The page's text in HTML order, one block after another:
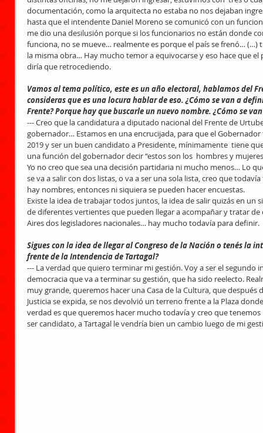
documentación, como la arquitecta no estaba no nos dejaban
hasta que el intendente Daniel Moreno se comunicó con un
me dio una desilusión porque si los funcionarios no están donde
funciona, no se mueve… realmente es porque el país se frenó…
la misma obra… Hay mucho temor a equivocarse y eso hace que
diría que retrocediendo.
Vamos al tema político, este es un año electoral, hablamos del
consideras que es una locura hablar de eso. ¿Cómo se van a
Frente? Porque hay que buscarle un nuevo nombre. ¿Cómo se
--- Creo que la candidatura a diputado nacional del Frente de
gobernador… Estamos en una encrucijada, para que el
2019 y ser un buen candidato a Presidente, mínimamente  tiene
una función del gobernador decir “estos son los  hombres y
Yo no creo que sea una decisión partidaria ni mucho menos… Lo
se va a salir con dos listas, o va a ser una sola lista, creo que
hay nombres, entonces ni siquiera se pueden hacer encuestas.
Existe la idea de trabajar todos juntos, la idea de salir quizás en un
de diferentes vertientes que pueden llegar a acompañar y tratar
Aires dos legisladores nacionales… hay mucho todavía para definir.
Sigues con la idea de llegar al Congreso de la Nación o tenés la
frente de la Intendencia de Tartagal?
--- La verdad que quiero terminar mi gestión. Voy a ser el
democracia que va a terminar su gestión, que ha sido reelecto.
muy grande, queremos hacer una Casa de la Cultura, que
Justicia se expida, se nos devolvió un terreno frente a la Plaza
verdad es que queremos hacer mucho todavía y creo que
ser candidato, a Tartagal le vendría bien un cambio luego de mi